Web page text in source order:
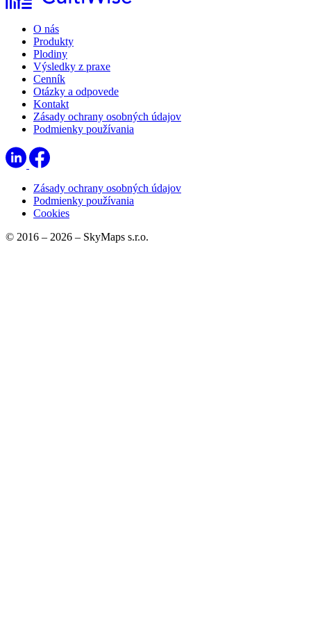
O nás
Produkty
Plodiny
Výsledky z praxe
Cenník
Otázky a odpovede
Kontakt
Zásady ochrany osobných údajov
Podmienky používania
Zásady ochrany osobných údajov
Podmienky používania
Cookies
© 2016 – 2026 – SkyMaps s.r.o.